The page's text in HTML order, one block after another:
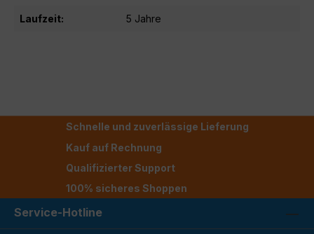
Laufzeit: 5 Jahre
Schnelle und zuverlässige Lieferung
Kauf auf Rechnung
Qualifizierter Support
100% sicheres Shoppen
Service-Hotline